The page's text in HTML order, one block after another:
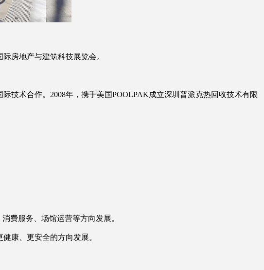
房地产与建筑科技展览会。
技术合作。2008年，携手美国POOLPAK成立深圳普派克热回收技术有限
费服务、场馆运营等方向发展。
康、更安全的方向发展。